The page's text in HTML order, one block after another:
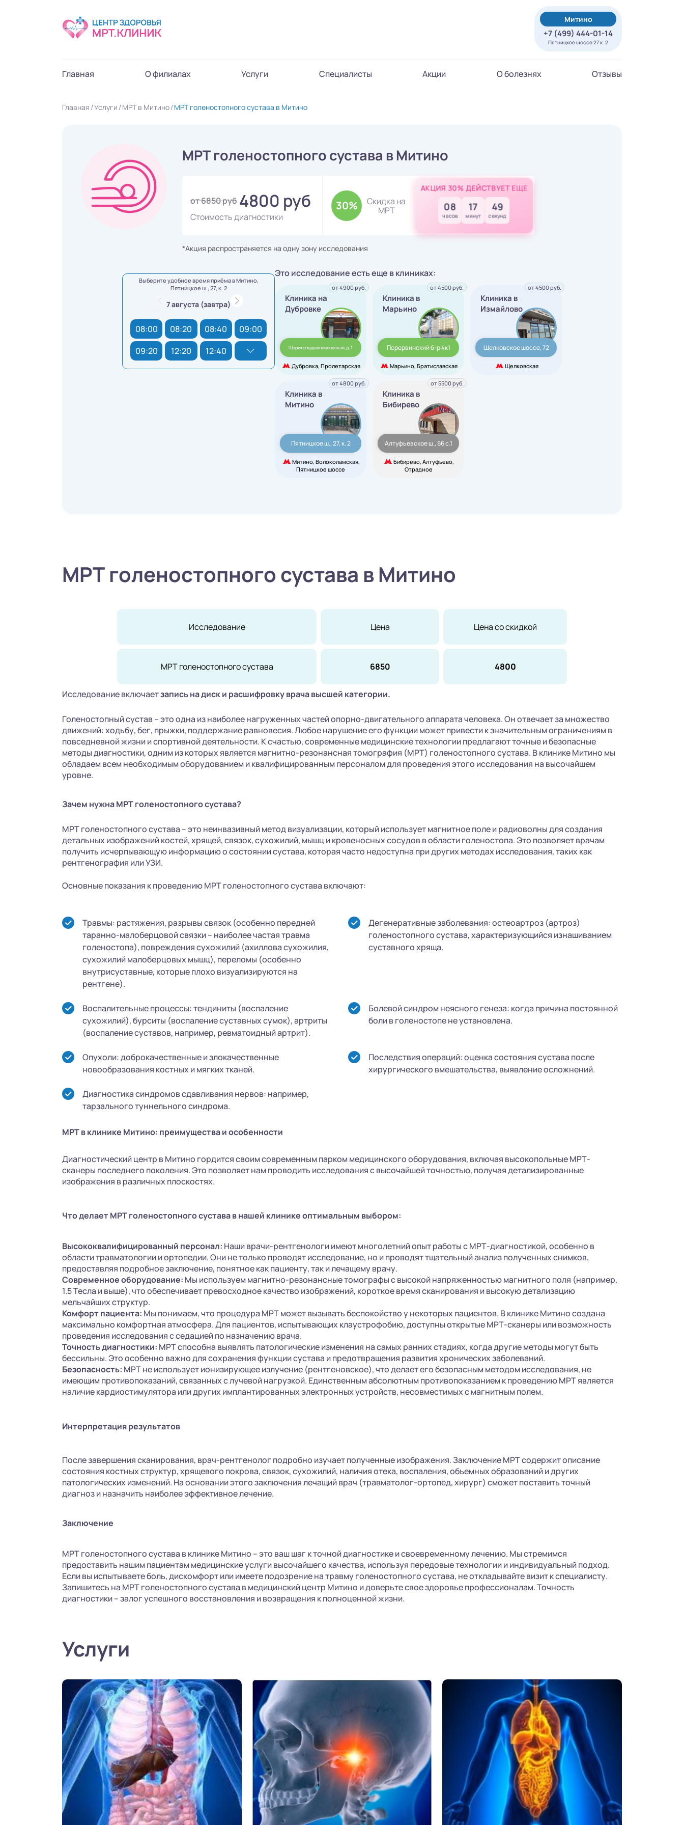
Митино
+7 (499) 444-01-14
Пятницкое шоссе 27 к. 2
Главная О филиалах Услуги Специалисты Акции О болезнях Отзывы
Главная Услуги МРТ в Митино МРТ голеностопного сустава в Митино
МРТ голеностопного сустава в Митино
от 6850 руб 4800 руб
Стоимость диагностики
30%
Скидка на
МРТ
АКЦИЯ 30% ДЕЙСТВУЕТ ЕЩЕ
08
часов
17
минут
48
секунд
*Акция распространяется на одну зону исследования
Выберите удобное время приёма в Митино,
Пятницкое ш., 27, к. 2
7 августа (завтра)
08:00 08:20 08:40
09:00
09:20
12:20 12:40
Это исследование есть еще в клиниках:
Клиника на
Дубровке
Шарикоподшипниковская,д. 1
Дубровка, Пролетарская
от 4900 руб.
Клиника в
Марьино
Перервинский б-р 4к1
Марьино, Братиславская
от 4500 руб.
Клиника в
Измайлово
Щелковское шоссе, 72
Щелковская
от 4500 руб.
Клиника в
Митино
Пятницкое ш., 27, к. 2
Митино, Волоколамская,
Пятницкое шоссе
от 4800 руб.
Клиника в
Бибирево
Алтуфьевское ш., 66 с.1
Бибирево, Алтуфьево,
Отрадное
от 5500 руб.
МРТ голеностопного сустава в Митино
Исследование Цена Цена со скидкой
МРТ голеностопного сустава 6850 4800
Исследование включаетзапись на диски расшифровку врача высшей категории.
Голеностопный сустав – это одна из наиболее нагруженных частей опорно-двигательного аппарата человека. Он отвечает за множество
движений: ходьбу, бег, прыжки, поддержание равновесия. Любое нарушение его функции может привести к значительным ограничениям в
повседневной жизни и спортивной деятельности. К счастью, современные медицинские технологии предлагают точные и безопасные
методы диагностики, одним из которых является магнитно-резонансная томография (МРТ) голеностопного сустава. В клинике Митино мы
обладаем всем необходимым оборудованием и квалифицированным персоналом для проведения этого исследования на высочайшем
уровне.
Зачем нужна МРТ голеностопного сустава?
МРТ голеностопного сустава – это неинвазивный метод визуализации, который использует магнитное поле и радиоволны для создания
детальных изображений костей, хрящей, связок, сухожилий, мышц и кровеносных сосудов в области голеностопа. Это позволяет врачам
получить исчерпывающую информацию о состоянии сустава, которая часто недоступна при других методах исследования, таких как
рентгенография или УЗИ.
Основные показания к проведению МРТ голеностопного сустава включают:
Травмы: растяжения, разрывы связок (особенно передней
таранно-малоберцовой связки – наиболее частая травма
голеностопа), повреждения сухожилий (ахиллова сухожилия,
сухожилий малоберцовых мышц), переломы (особенно
внутрисуставные, которые плохо визуализируются на
рентгене).
Дегенеративные заболевания: остеоартроз (артроз)
голеностопного сустава, характеризующийся изнашиванием
суставного хряща.
Воспалительные процессы: тендиниты (воспаление
сухожилий), бурситы (воспаление суставных сумок), артриты
(воспаление суставов, например, ревматоидный артрит).
Болевой синдром неясного генеза: когда причина постоянной
боли в голеностопе не установлена.
Опухоли: доброкачественные и злокачественные
новообразования костных и мягких тканей.
Последствия операций: оценка состояния сустава после
хирургического вмешательства, выявление осложнений.
Диагностика синдромов сдавливания нервов: например,
тарзального туннельного синдрома.
МРТ в клинике Митино: преимущества и особенности
Диагностический центр в Митино гордится своим современным парком медицинского оборудования, включая высокопольные МРТ-
сканеры последнего поколения. Это позволяет нам проводить исследования с высочайшей точностью, получая детализированные
изображения в различных плоскостях.
Что делает МРТ голеностопного сустава в нашей клинике оптимальным выбором:
Высококвалифицированный персонал: Наши врачи-рентгенологи имеют многолетний опыт работы с МРТ-диагностикой, особенно в
области травматологии и ортопедии. Они не только проводят исследование, но и проводят тщательный анализ полученных снимков,
предоставляя подробное заключение, понятное как пациенту, так и лечащему врачу.
Современное оборудование: Мы используем магнитно-резонансные томографы с высокой напряженностью магнитного поля (например,
1.5 Тесла и выше), что обеспечивает превосходное качество изображений, короткое время сканирования и высокую детализацию
мельчайших структур.
Комфорт пациента: Мы понимаем, что процедура МРТ может вызывать беспокойство у некоторых пациентов. В клинике Митино создана
максимально комфортная атмосфера. Для пациентов, испытывающих клаустрофобию, доступны открытые МРТ-сканеры или возможность
проведения исследования с седацией по назначению врача.
Точность диагностики: МРТ способна выявлять патологические изменения на самых ранних стадиях, когда другие методы могут быть
бессильны. Это особенно важно для сохранения функции сустава и предотвращения развития хронических заболеваний.
Безопасность: МРТ не использует ионизирующее излучение (рентгеновское), что делает его безопасным методом исследования, не
имеющим противопоказаний, связанных с лучевой нагрузкой. Единственным абсолютным противопоказанием к проведению МРТ является
наличие кардиостимулятора или других имплантированных электронных устройств, несовместимых с магнитным полем.
Интерпретация результатов
После завершения сканирования, врач-рентгенолог подробно изучает полученные изображения. Заключение МРТ содержит описание
состояния костных структур, хрящевого покрова, связок, сухожилий, наличия отека, воспаления, объемных образований и других
патологических изменений. На основании этого заключения лечащий врач (травматолог-ортопед, хирург) сможет поставить точный
диагноз и назначить наиболее эффективное лечение.
Заключение
МРТ голеностопного сустава в клинике Митино – это ваш шаг к точной диагностике и своевременному лечению. Мы стремимся
предоставить нашим пациентам медицинские услуги высочайшего качества, используя передовые технологии и индивидуальный подход.
Если вы испытываете боль, дискомфорт или имеете подозрение на травму голеностопного сустава, не откладывайте визит к специалисту.
Запишитесь на МРТ голеностопного сустава в медицинский центр Митино и доверьте свое здоровье профессионалам. Точность
диагностики – залог успешного восстановления и возвращения к полноценной жизни.
Услуги